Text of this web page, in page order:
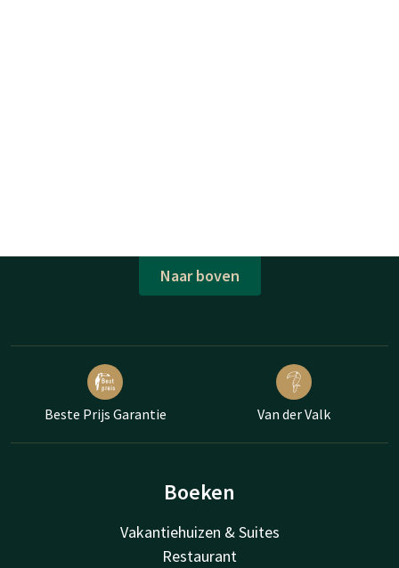
Naar boven
Beste Prijs Garantie Van der Valk
Boeken
Vakantiehuizen & Suites
Restaurant